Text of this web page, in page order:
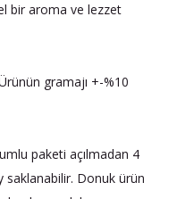
bir aroma ve lezzet
gramajı +-%10
paketi açılmadan 4
saklanabilir. Donuk ürün